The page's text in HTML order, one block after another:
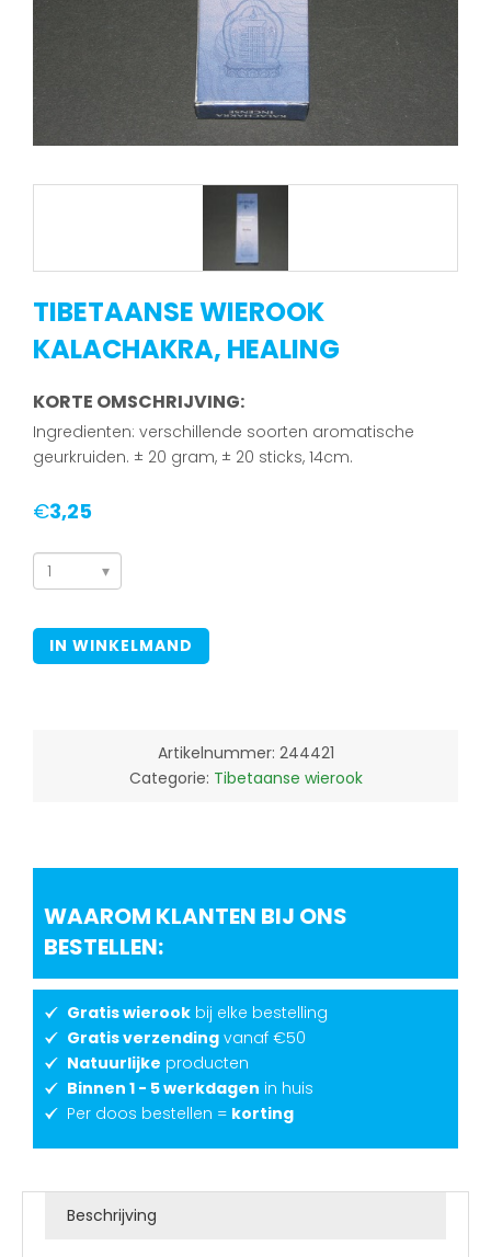
TIBETAANSE WIEROOK
KALACHAKRA, HEALING
KORTE OMSCHRIJVING:
Ingredienten: verschillende soorten aromatische
geurkruiden. ± 20 gram, ± 20 sticks, 14cm.
€3,25
Tibetaanse
Kalachakra,
Healing
IN WINKELMAND
Artikelnummer: 244421
Categorie: Tibetaanse wierook
WAAROM KLANTEN BIJ ONS
BESTELLEN:
Gratis wierook bij elke bestelling
Gratis verzending vanaf €50
Natuurlijke producten
Binnen 1 - 5 werkdagen in huis
Per doos bestellen = korting
Beschrijving